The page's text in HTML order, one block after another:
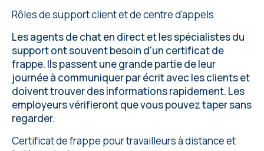
Rôles de support client et de centre d'appels
Les agents de chat en direct et les spécialistes du
support ont souvent besoin d'un certificat de
frappe. Ils passent une grande partie de leur
journée à communiquer par écrit avec les clients et
doivent trouver des informations rapidement. Les
employeurs vérifieront que vous pouvez taper sans
regarder.
Certificat de frappe pour travailleurs à distance et